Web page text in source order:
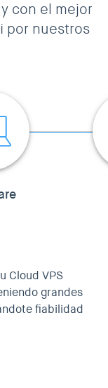
con el mejor
por nuestros
Cloud VPS
grandes
fiabilidad